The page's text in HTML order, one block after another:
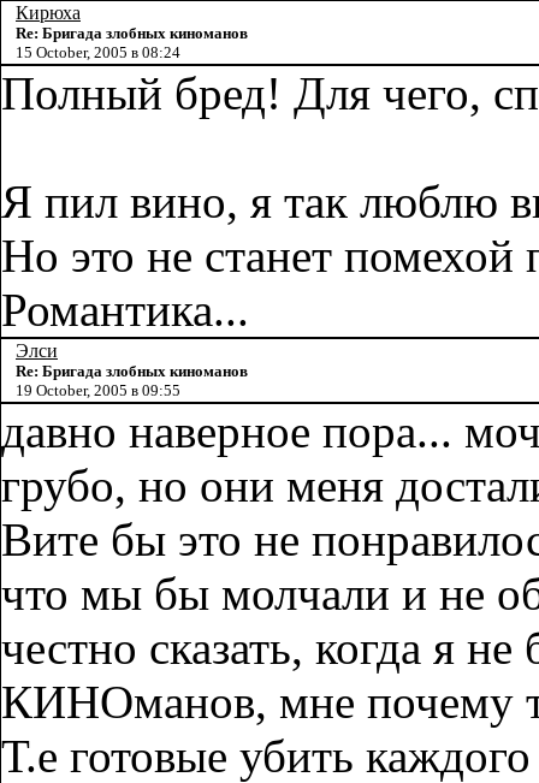
Кирюха
Re: Бригада злобных киноманов
15 October, 2005 в 08:24
Полный бред! Для чего,
Я пил вино, я так люблю
Но это не станет помехой
Романтика...
Элси
Re: Бригада злобных киноманов
19 October, 2005 в 09:55
давно наверное пора...
грубо, но они меня
Вите бы это не
что мы бы молчали и не
честно сказать, когда я
КИНОманов, мне почему
Т.е готовые убить